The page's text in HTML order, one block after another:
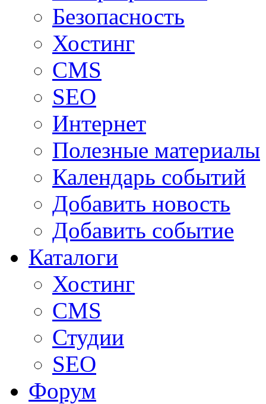
Безопасность
Хостинг
CMS
SEO
Интернет
Полезные материалы
Календарь событий
Добавить новость
Добавить событие
Каталоги
Хостинг
CMS
Студии
SEO
Форум